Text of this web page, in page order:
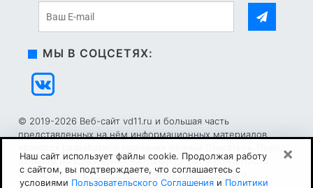
Наш сайт использует файлы cookie. Продолжая работу
с сайтом, вы подтверждаете, что соглашаетесь с
условиями Пользовательского Соглашения и Политики
×
МЫ В СОЦСЕТЯХ:
© 2019-2026 Веб-сайт vd11.ru и большая часть
представленных на нём информационных материалов
началом использования настоящего сайта пожалуйста
ознакомьтесь сПользовательским соглашениеми